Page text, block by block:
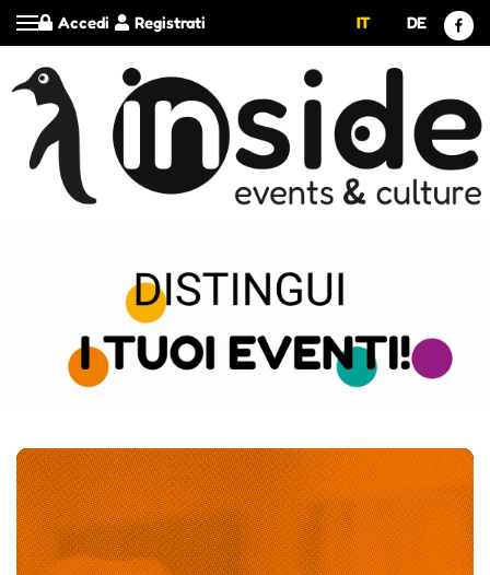
Registrati
Accedi IT DE